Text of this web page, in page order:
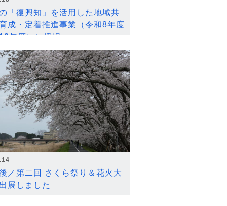
「復興知」を活用した地域共
成・定着推進事業（令和8年度
年度）に採択
／第二回 さくら祭り＆花火大
展しました